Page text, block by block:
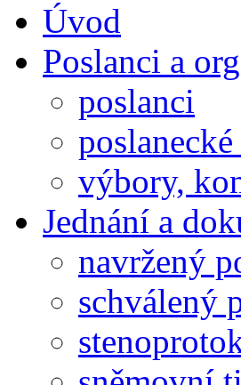
Úvod
Poslanci a
poslanci
výbory,
Jednání a
navržený
schválený